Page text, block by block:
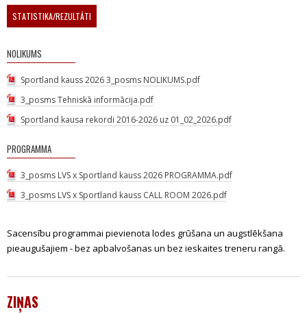
STATISTIKA/REZULTĀTI
NOLIKUMS
Sportland kauss 2026 3_posms NOLIKUMS.pdf
3_posms Tehniskā informācija.pdf
Sportland kausa rekordi 2016-2026 uz 01_02_2026.pdf
PROGRAMMA
3_posms LVS x Sportland kauss 2026 PROGRAMMA.pdf
3_posms LVS x Sportland kauss CALL ROOM 2026.pdf
Sacensību programmai pievienota lodes grūšana un augstlēkšana
pieaugušajiem - bez apbalvošanas un bez ieskaites treneru rangā.
ZIŅAS